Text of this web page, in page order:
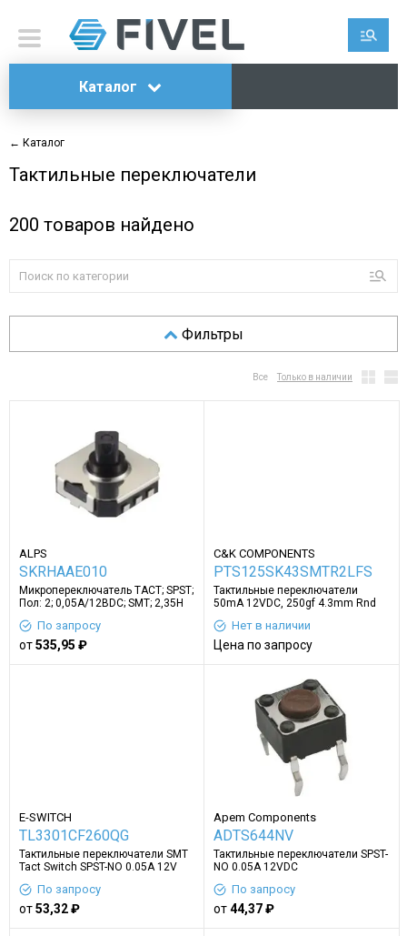
Каталог
← Каталог
Тактильные переключатели
200 товаров найдено
Фильтры
Все Только в наличии
ALPS
SKRHAAE010
Микропереключатель TACT; SPST;
Пол: 2; 0,05A/12ВDC; SMT; 2,35Н
По запросу
от535,95 ₽
C&K COMPONENTS
PTS125SK43SMTR2LFS
Тактильные переключатели
50mA 12VDC, 250gf 4.3mm Rnd
Нет в наличии
Цена по запросу
E-SWITCH
TL3301CF260QG
Тактильные переключатели SMT
Tact Switch SPST-NO 0.05A 12V
По запросу
от53,32 ₽
Apem Components
ADTS644NV
Тактильные переключатели SPST-
NO 0.05A 12VDC
По запросу
от44,37 ₽